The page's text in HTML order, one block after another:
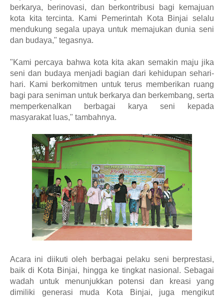
berkarya, berinovasi, dan berkontribusi bagi kemajuan
kota kita tercinta. Kami Pemerintah Kota Binjai selalu
mendukung segala upaya untuk memajukan dunia seni
dan budaya," tegasnya.
"Kami percaya bahwa kota kita akan semakin maju jika
seni dan budaya menjadi bagian dari kehidupan sehari-
hari. Kami berkomitmen untuk terus memberikan ruang
bagi para seniman untuk berkarya dan berkembang, serta
memperkenalkan berbagai karya seni kepada
masyarakat luas," tambahnya.
Acara ini diikuti oleh berbagai pelaku seni berprestasi,
baik di Kota Binjai, hingga ke tingkat nasional. Sebagai
wadah untuk menunjukkan potensi dan kreasi yang
dimiliki generasi muda Kota Binjai, juga mengikut